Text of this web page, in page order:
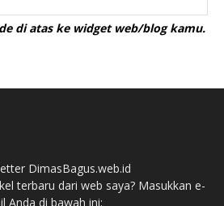
di atas ke widget web/blog kamu.
terbaru dari web saya? Masukkan e-
Anda di bawah ini: